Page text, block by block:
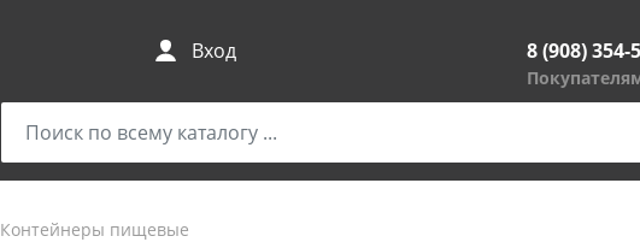
Вход 8 (908) 354-
Контейнеры пищевые